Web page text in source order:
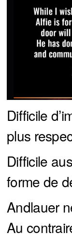
Difficile
plus
Difficile
forme de
Andlauer
Au